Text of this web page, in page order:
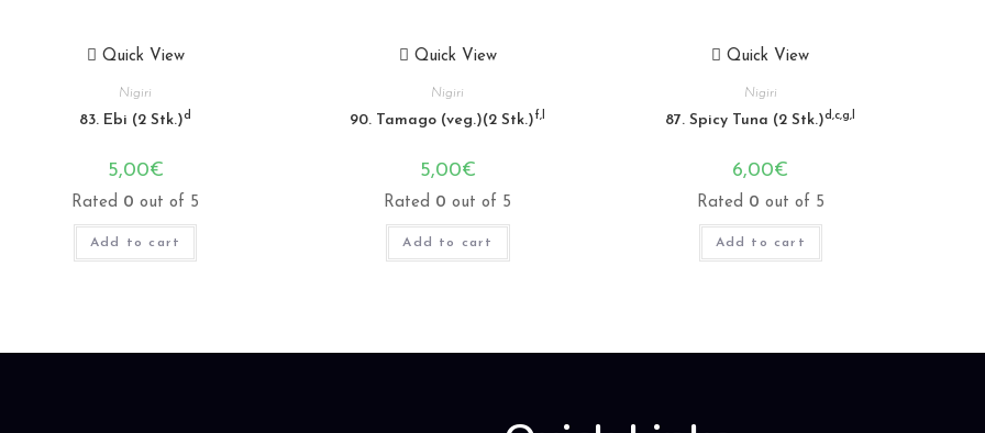
Quick View
Nigiri
83. Ebi (2 Stk.)d
5,00€
Rated 0 out of 5
Add to cart
Quick View
Nigiri
90. Tamago (veg.)(2 Stk.)f,l
5,00€
Rated 0 out of 5
Add to cart
Quick View
Nigiri
87. Spicy Tuna (2 Stk.)d,c,g,l
6,00€
Rated 0 out of 5
Add to cart